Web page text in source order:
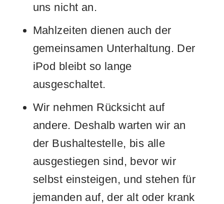
uns nicht an.
Mahlzeiten dienen auch der
gemeinsamen Unterhaltung. Der
iPod bleibt so lange
ausgeschaltet.
Wir nehmen Rücksicht auf
andere. Deshalb warten wir an
der Bushaltestelle, bis alle
ausgestiegen sind, bevor wir
selbst einsteigen, und stehen für
jemanden auf, der alt oder krank